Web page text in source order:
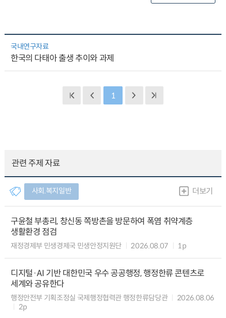
국내연구자료
한국의 다태아 출생 추이와 과제
1
관련 주제 자료
사회.복지일반 더보기
구윤철 부총리, 창신동 쪽방촌을 방문하여 폭염 취약계층
생활환경 점검
재정경제부 민생경제국 민생안정지원단 2026.08.07 1p
디지털·AI 기반 대한민국 우수 공공행정, 행정한류 콘텐츠로
세계와 공유한다
행정안전부 기획조정실 국제행정협력관 행정한류담당관
2026.08.06
2p